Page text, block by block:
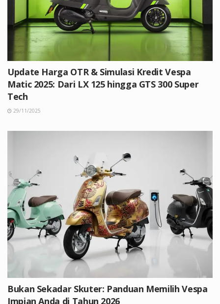
Update Harga OTR & Simulasi Kredit Vespa
Matic 2025: Dari LX 125 hingga GTS 300 Super
Tech
29/11/2025
Bukan Sekadar Skuter: Panduan Memilih Vespa
Impian Anda di Tahun 2026